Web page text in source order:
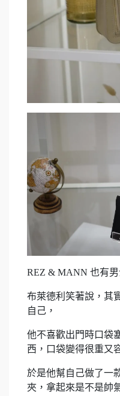
REZ & MANN 也有男
布萊德利笑著說，其
自己，
他不喜歡出門時口袋
西，口袋變得很重又
於是他幫自己做了一
夾，拿起來是不是帥